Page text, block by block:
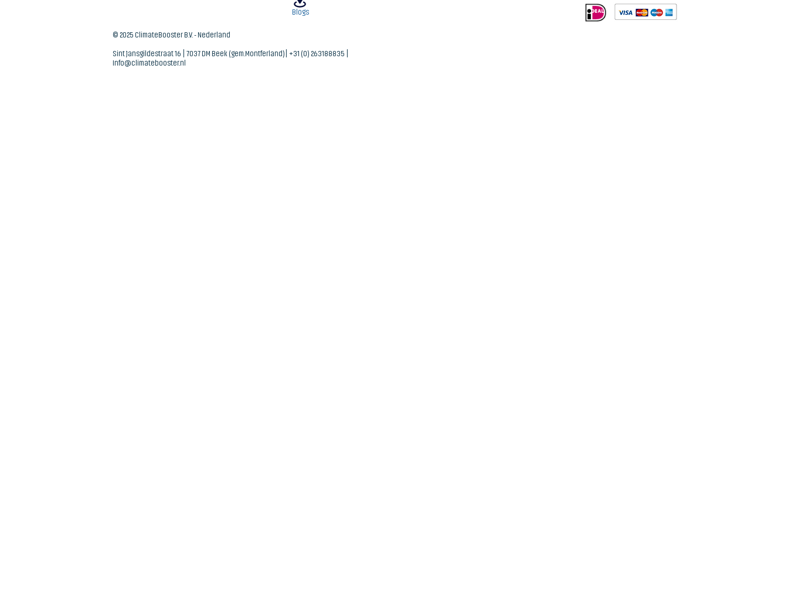
Blogs
© 2025 ClimateBooster B.V. - Nederland
Sint Jansgildestraat 16 | 7037 DM Beek (gem.Montferland)| +31 (0) 263188835 |
Info@climatebooster.nl